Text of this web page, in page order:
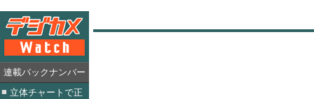
連載バックナンバー
■ 立体チャートで正